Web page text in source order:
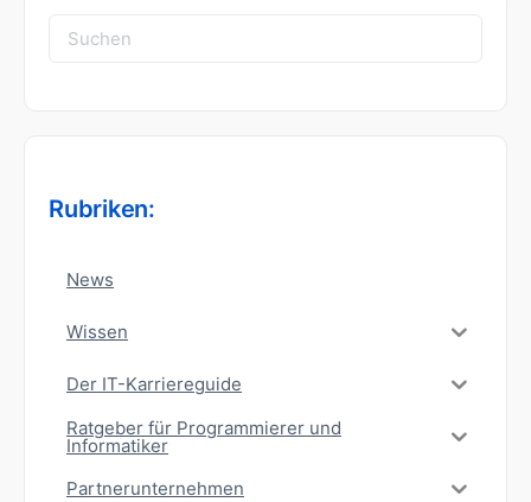
Suchen
nach:
Rubriken:
News
Wissen
Der IT-Karriereguide
Ratgeber für Programmierer und
Informatiker
Partnerunternehmen